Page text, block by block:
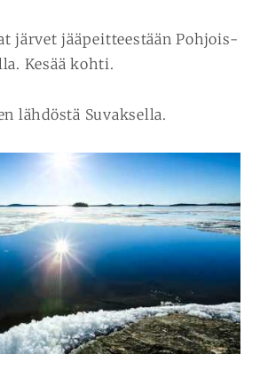
järvet jääpeitteestään Pohjois-
Kesää kohti.
lähdöstä Suvaksella.